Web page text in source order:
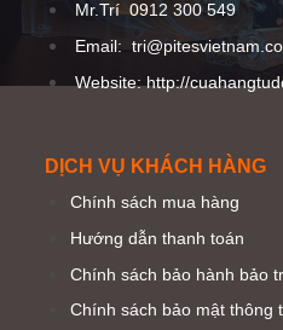
Mr.Trí 0912 300 549
Email:
Website: http://
DỊCH VỤ KHÁCH HÀNG
Chính sách mua hàng
Hướng dẫn thanh toán
Chính sách bảo hành bảo
Chính sách bảo mật thông